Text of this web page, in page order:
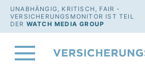
UNABHÄNGIG, KRITISCH, FAIR -
VERSICHERUNGSMONITOR IST TEIL
DER WATCH MEDIA GROUP